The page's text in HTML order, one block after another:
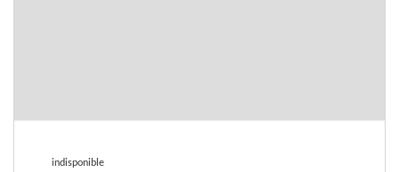
indisponible